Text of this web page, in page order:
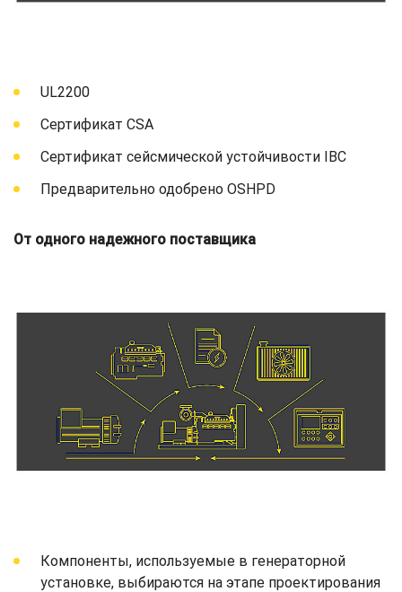
UL2200
Сертификат CSA
Сертификат сейсмической устойчивости IBC
Предварительно одобрено OSHPD
От одного надежного поставщика
Компоненты, используемые в генераторной
установке, выбираются на этапе проектирования